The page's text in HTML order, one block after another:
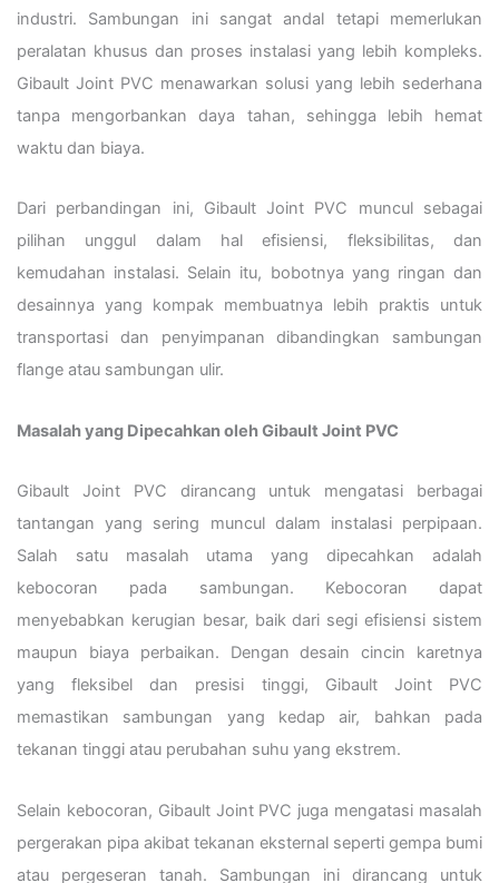
industri. Sambungan ini sangat andal tetapi memerlukan
peralatan khusus dan proses instalasi yang lebih kompleks.
Gibault Joint PVC menawarkan solusi yang lebih sederhana
tanpa mengorbankan daya tahan, sehingga lebih hemat
waktu dan biaya.
Dari perbandingan ini, Gibault Joint PVC muncul sebagai
pilihan unggul dalam hal efisiensi, fleksibilitas, dan
kemudahan instalasi. Selain itu, bobotnya yang ringan dan
desainnya yang kompak membuatnya lebih praktis untuk
transportasi dan penyimpanan dibandingkan sambungan
flange atau sambungan ulir.
Masalah yang Dipecahkan oleh Gibault Joint PVC
Gibault Joint PVC dirancang untuk mengatasi berbagai
tantangan yang sering muncul dalam instalasi perpipaan.
Salah satu masalah utama yang dipecahkan adalah
kebocoran pada sambungan. Kebocoran dapat
menyebabkan kerugian besar, baik dari segi efisiensi sistem
maupun biaya perbaikan. Dengan desain cincin karetnya
yang fleksibel dan presisi tinggi, Gibault Joint PVC
memastikan sambungan yang kedap air, bahkan pada
tekanan tinggi atau perubahan suhu yang ekstrem.
Selain kebocoran, Gibault Joint PVC juga mengatasi masalah
pergerakan pipa akibat tekanan eksternal seperti gempa bumi
atau pergeseran tanah. Sambungan ini dirancang untuk